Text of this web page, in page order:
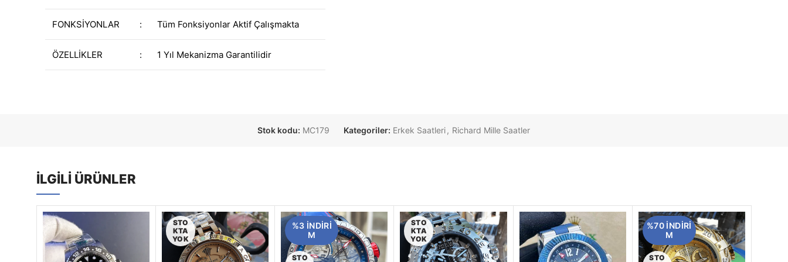
FONKSİYONLAR : Tüm Fonksiyonlar Aktif Çalışmakta
ÖZELLİKLER : 1 Yıl Mekanizma Garantilidir
Stok kodu: MC179 Kategoriler: Erkek Saatleri, Richard Mille Saatler
İLGILI ÜRÜNLER
STO
KTA
YOK
%3 INDIRI
M
STO
STO
KTA
YOK
%70 INDIRI
M
STO